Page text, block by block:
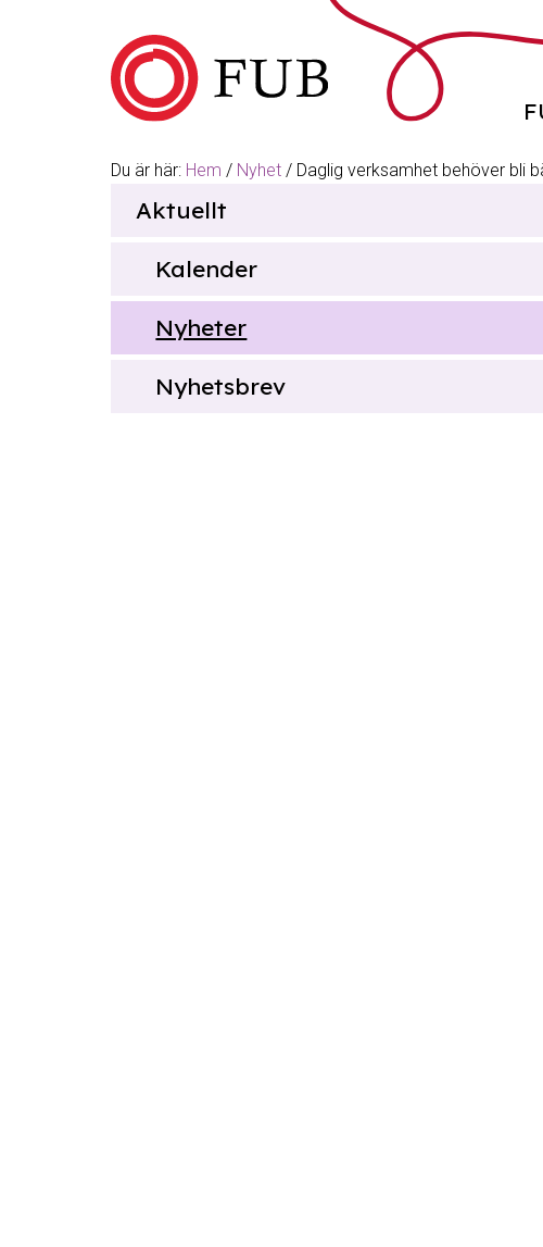
efter
Du är här: Hem / Nyhet / Daglig verksamhet behöver bli
Aktuellt
Kalender
Nyheter
Nyhetsbrev